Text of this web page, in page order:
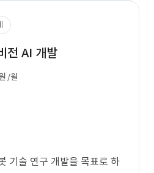
전 AI 개발
/월
기술 연구 개발을 목표로 하